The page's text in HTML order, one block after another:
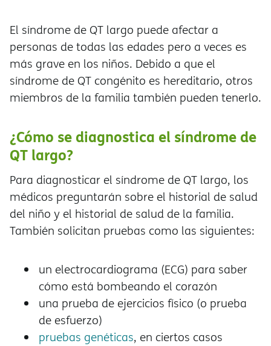
El síndrome de QT largo puede afectar a
personas de todas las edades pero a veces es
más grave en los niños. Debido a que el
síndrome de QT congénito es hereditario, otros
miembros de la familia también pueden tenerlo.
¿Cómo se diagnostica el síndrome de
QT largo?
Para diagnosticar el síndrome de QT largo, los
médicos preguntarán sobre el historial de salud
del niño y el historial de salud de la familia.
También solicitan pruebas como las siguientes:
un electrocardiograma (ECG) para saber
cómo está bombeando el corazón
una prueba de ejercicios físico (o prueba
de esfuerzo)
pruebas genéticas, en ciertos casos